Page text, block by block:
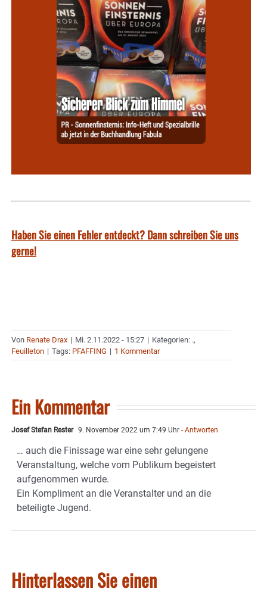
Haben Sie einen Fehler entdeckt? Dann schreiben Sie uns
gerne!
Von Renate Drax | Mi. 2.11.2022 - 15:27 | Kategorien: .,
Feuilleton | Tags: PFAFFING | 1 Kommentar
Ein Kommentar
Josef Stefan Rester 9. November 2022 um 7:49 Uhr - Antworten
… auch die Finissage war eine sehr gelungene
Veranstaltung, welche vom Publikum begeistert
aufgenommen wurde.
Ein Kompliment an die Veranstalter und an die
beteiligte Jugend.
Hinterlassen Sie einen